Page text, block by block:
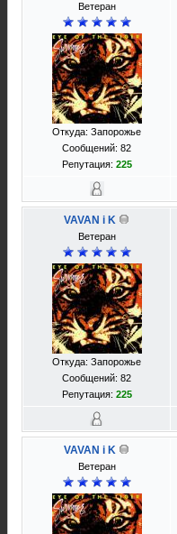
Ветеран
Откуда: Запорожье
Сообщений: 82
Репутация: 225
VAVAN i K
Ветеран
Откуда: Запорожье
Сообщений: 82
Репутация: 225
VAVAN i K
Ветеран